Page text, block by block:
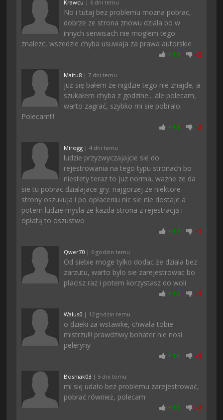
Krawcu | 6 dni temu
No i tutaj bez problemu mozna pobrac,
dobrze ze strona znowu dziala bo w
innych serwisach nie moglem tego
znalezc, wszedzie chyba usuwaja za prawa autorskie
+19 -2
Maitu8 | 7 dni temu
już się bałem że nigdzie tego nie znajde, a
szukałem chyba z godzine... ale polecam,
warto zagrać, szybko mi sie pobralo.
Polecam!!!
+18 -2
Mirogg | 4 dni temu
ludzie przyzwyczajajcie sie do
rejestrowania na tego typu stronach bo
niestety teraz to juz norma, wazne ze da
sie tu pobrac dzialajace gry. najgorzej ze niektore
strony oszukuja i po opłaceniu nic sie nie dostaje a
potem ludzie mysla ze kazda strona z rejestracją i
opłatą to oszustwo
+17 -1
Qwer70 | 6 godzin temu
Od siebie moge tylko dodac że dziala bez
zarzutu, warto bylo sie zarejestrowac bo
płacisz raz i potem korzystasz do woli
+16 -1
Walus0 | 12 godzin temu
o dzieki za wstawke, chwała tobie
mistrzu!!! prawdziwy bohater nie nosi
peleryny
+15 -1
Bosniak03 | 5 dni temu
mi się udało bez problemu zarejestrować,
pobrać również, polecam
+13 -2